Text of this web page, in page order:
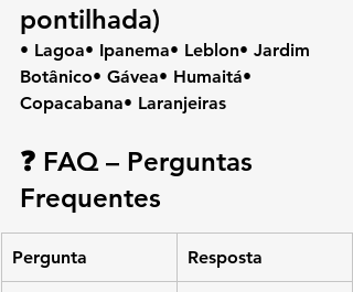
pontilhada)
• Lagoa• Ipanema• Leblon• Jardim
Botânico• Gávea• Humaitá•
Copacabana• Laranjeiras
❓ FAQ – Perguntas
Frequentes
Pergunta Resposta